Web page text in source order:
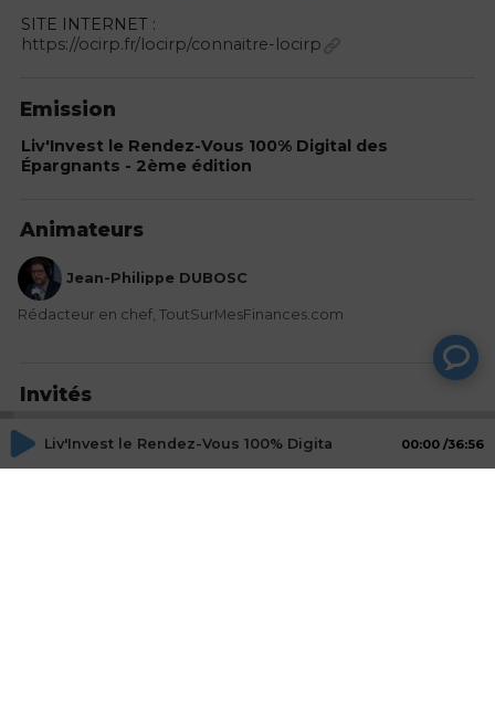
SITE INTERNET :
https://ocirp.fr/locirp/connaitre-locirp
Emission
Liv'Invest le Rendez-Vous 100% Digital des
Épargnants - 2ème édition
Animateurs
Jean-Philippe DUBOSC
Rédacteur en chef, ToutSurMesFinances.com
Invités
Pierre MAYEUR
Liv'Invest le Rendez-Vous 100% Digital des Épargnants -
00:00 36:56